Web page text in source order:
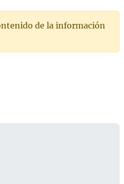
de la información